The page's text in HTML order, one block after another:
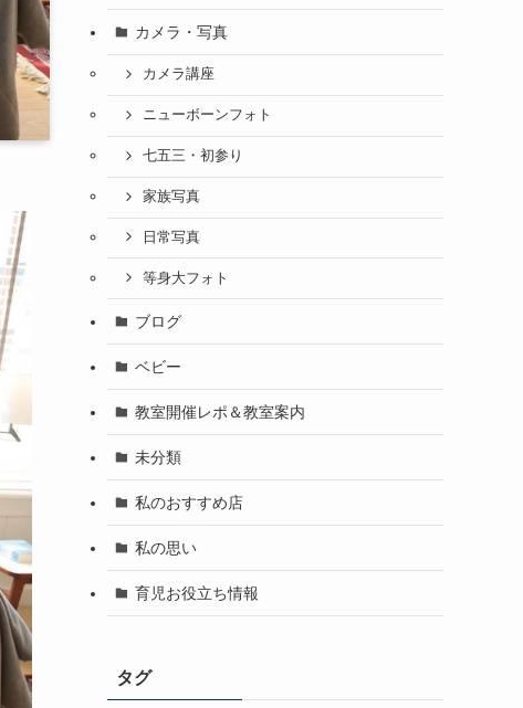
カメラ・写真
カメラ講座
ニューボーンフォト
七五三・初参り
家族写真
日常写真
等身大フォト
ブログ
ベビー
教室開催レポ＆教室案内
未分類
私のおすすめ店
私の思い
育児お役立ち情報
タグ